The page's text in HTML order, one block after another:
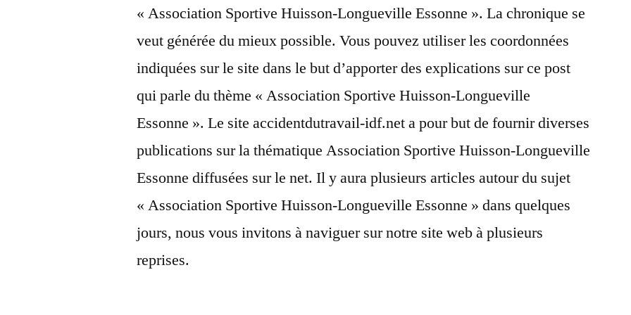
« Association Sportive Huisson-Longueville Essonne ». La chronique se
veut générée du mieux possible. Vous pouvez utiliser les coordonnées
indiquées sur le site dans le but d’apporter des explications sur ce post
qui parle du thème « Association Sportive Huisson-Longueville
Essonne ». Le site accidentdutravail-idf.net a pour but de fournir diverses
publications sur la thématique Association Sportive Huisson-Longueville
Essonne diffusées sur le net. Il y aura plusieurs articles autour du sujet
« Association Sportive Huisson-Longueville Essonne » dans quelques
jours, nous vous invitons à naviguer sur notre site web à plusieurs
reprises.